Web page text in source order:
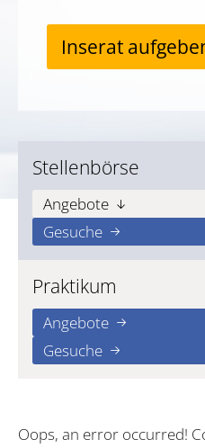
Inserat
Stellenbörse
Angebote
Gesuche
Praktikum
Angebote
Gesuche
Oops, an error occurred!